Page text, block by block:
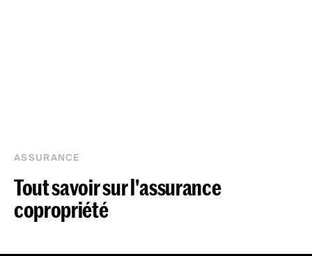
ASSURANCE
Tout savoir sur l'assurance
copropriété